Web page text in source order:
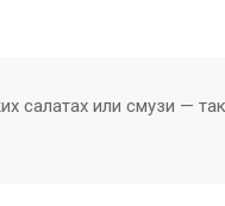
салатах или смузи —